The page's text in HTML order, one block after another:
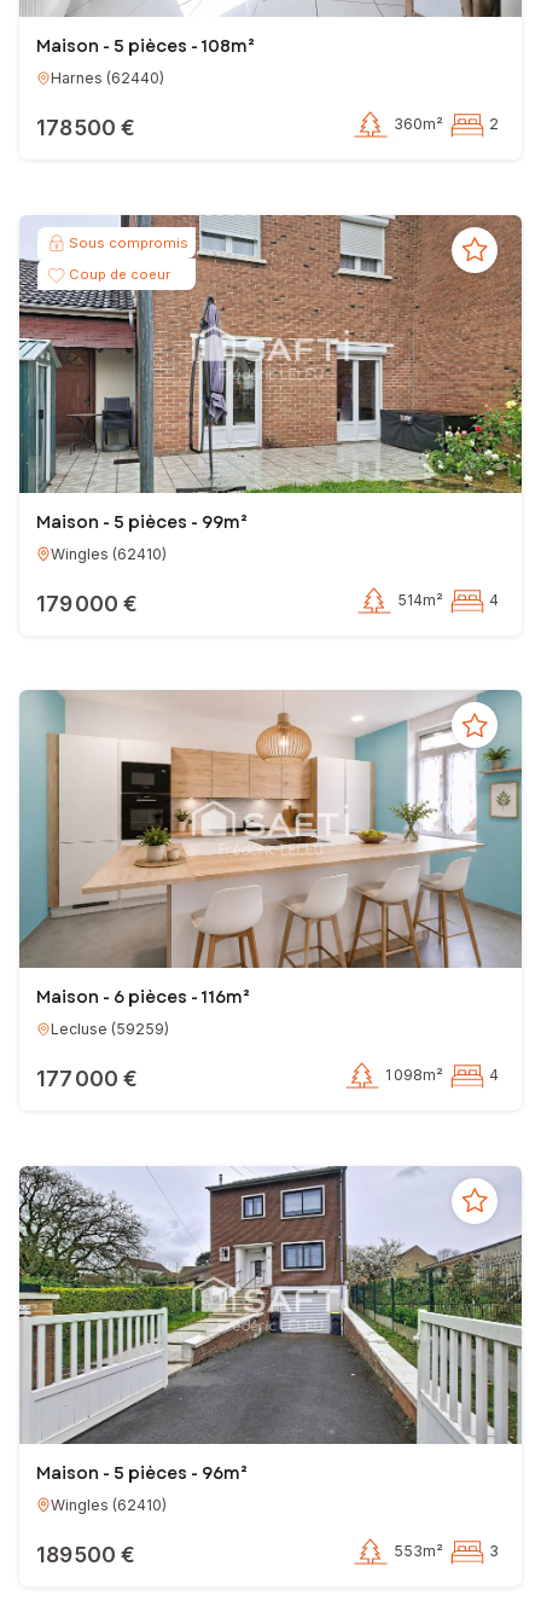
Maison - 5 pièces - 108m²
Harnes (62440)
178 500 € 360m² 2
Sous compromis
Coup de coeur
Maison - 5 pièces - 99m²
Wingles (62410)
179 000 € 514m² 4
Maison - 6 pièces - 116m²
Lecluse (59259)
177 000 € 1 098m² 4
Maison - 5 pièces - 96m²
Wingles (62410)
189 500 € 553m² 3